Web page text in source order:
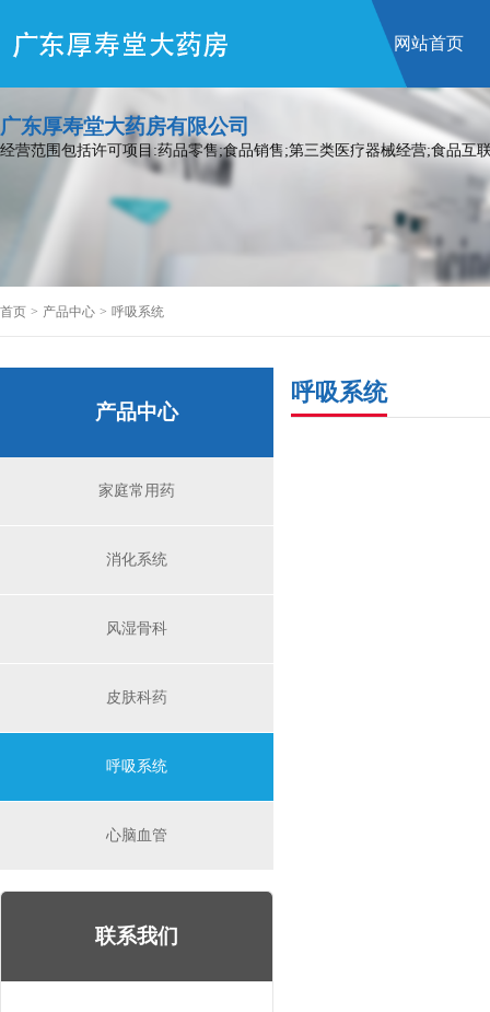
网站首页
广东厚寿堂大药房有限公司
经营范围包括许可项目:药品零售;食品销售;第三类医疗器械经营;食品
首页 > 产品中心 > 呼吸系统
产品中心
家庭常用药
消化系统
风湿骨科
皮肤科药
呼吸系统
心脑血管
联系我们
呼吸系统